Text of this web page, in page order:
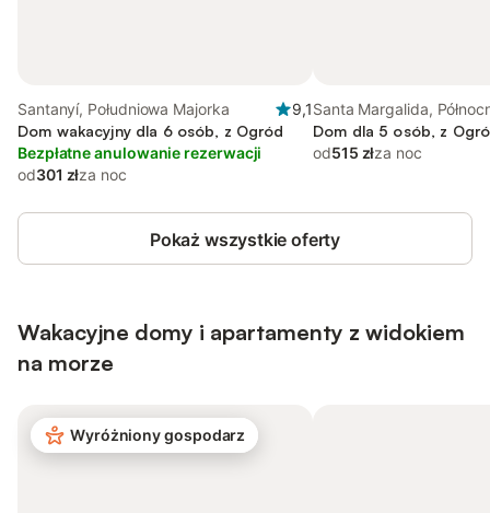
Santanyí, Południowa Majorka
9,1
Dom wakacyjny dla 6 osób, z Ogród
Bezpłatne anulowanie rezerwacji
od301 złza noc
Santa Margalida,
Dom dla 5 osób, z
od515 złza noc
Pokaż wszystkie oferty
Wakacyjne domy i apartamenty z widokiem
na morze
Wyróżniony gospodarz